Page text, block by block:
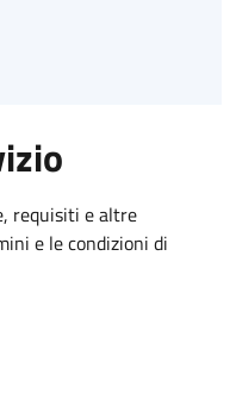
requisiti e altre
e le condizioni di